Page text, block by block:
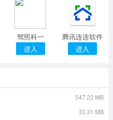
驾照科一
进入
腾讯连连软件
进入
547.22 MB
33.31 MB